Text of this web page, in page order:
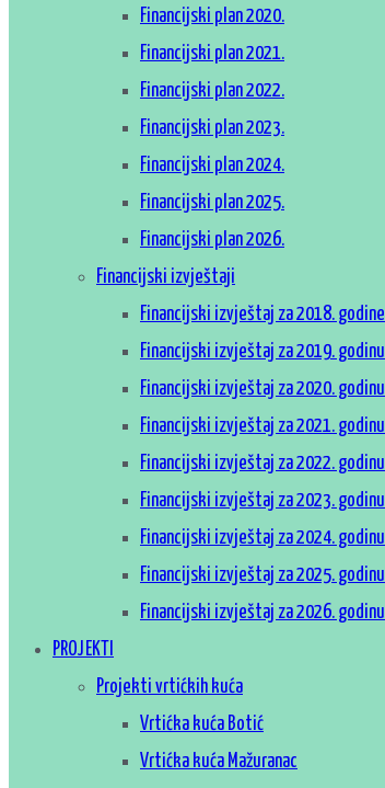
Financijski plan 2020.
Financijski plan 2021.
Financijski plan 2022.
Financijski plan 2023.
Financijski plan 2024.
Financijski plan 2025.
Financijski plan 2026.
Financijski izvještaji
Financijski izvještaj za 2018. godine
Financijski izvještaj za 2019. godinu
Financijski izvještaj za 2020. godinu
Financijski izvještaj za 2021. godinu
Financijski izvještaj za 2022. godinu
Financijski izvještaj za 2023. godinu
Financijski izvještaj za 2024. godinu
Financijski izvještaj za 2025. godinu
Financijski izvještaj za 2026. godinu
PROJEKTI
Projekti vrtićkih kuća
Vrtićka kuća Botić
Vrtićka kuća Mažuranac